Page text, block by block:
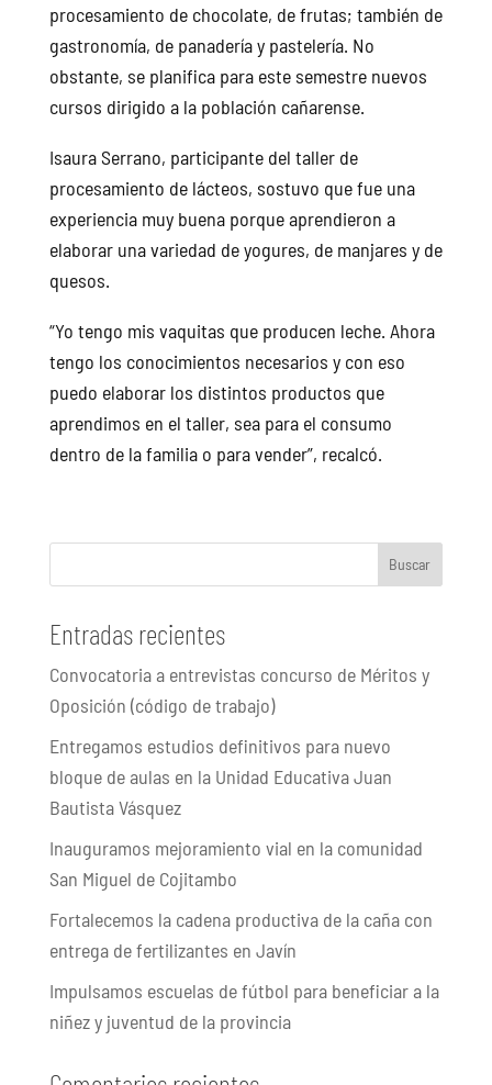
procesamiento de chocolate, de frutas; también de
gastronomía, de panadería y pastelería. No
obstante, se planifica para este semestre nuevos
cursos dirigido a la población cañarense.
Isaura Serrano, participante del taller de
procesamiento de lácteos, sostuvo que fue una
experiencia muy buena porque aprendieron a
elaborar una variedad de yogures, de manjares y de
quesos.
“Yo tengo mis vaquitas que producen leche. Ahora
tengo los conocimientos necesarios y con eso
puedo elaborar los distintos productos que
aprendimos en el taller, sea para el consumo
dentro de la familia o para vender”, recalcó.
Buscar
Entradas recientes
Convocatoria a entrevistas concurso de Méritos y
Oposición (código de trabajo)
Entregamos estudios definitivos para nuevo
bloque de aulas en la Unidad Educativa Juan
Bautista Vásquez
Inauguramos mejoramiento vial en la comunidad
San Miguel de Cojitambo
Fortalecemos la cadena productiva de la caña con
entrega de fertilizantes en Javín
Impulsamos escuelas de fútbol para beneficiar a la
niñez y juventud de la provincia